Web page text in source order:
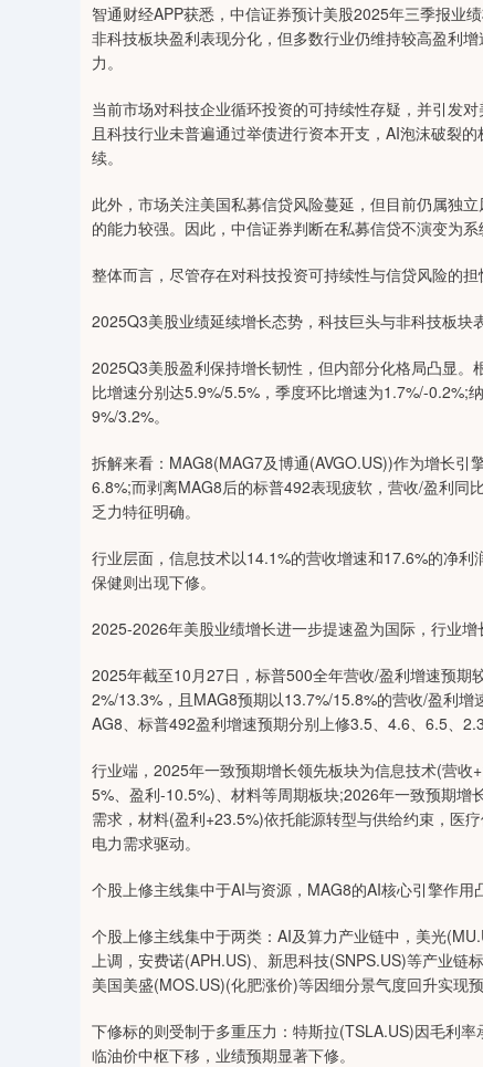
智通财经APP获悉，中信证券预计美股2025年三季报业
非科技板块盈利表现分化，但多数行业仍维持较高盈利
力。
当前市场对科技企业循环投资的可持续性存疑，并引发
且科技行业未普遍通过举债进行资本开支，AI泡沫破裂
续。
此外，市场关注美国私募信贷风险蔓延，但目前仍属独
的能力较强。因此，中信证券判断在私募信贷不演变为
整体而言，尽管存在对科技投资可持续性与信贷风险的
2025Q3美股业绩延续增长态势，科技巨头与非科技板块
2025Q3美股盈利保持增长韧性，但内部分化格局凸显
比增速分别达5.9%/5.5%，季度环比增速为1.7%/-0.2%;
9%/3.2%。
拆解来看：MAG8(MAG7及博通(AVGO.US))作为增长
6.8%;而剥离MAG8后的标普492表现疲软，营收/盈利同
乏力特征明确。
行业层面，信息技术以14.1%的营收增速和17.6%的净
保健则出现下修。
2025-2026年美股业绩增长进一步提速盈为国际，行业增
2025年截至10月27日，标普500全年营收/盈利增速预
2%/13.3%，且MAG8预期以13.7%/15.8%的营收/盈利
AG8、标普492盈利增速预期分别上修3.5、4.6、6.5、2.3
行业端，2025年一致预期增长领先板块为信息技术(营
5%、盈利-10.5%)、材料等周期板块;2026年一致预期
需求，材料(盈利+23.5%)依托能源转型与供给约束，医
电力需求驱动。
个股上修主线集中于AI与资源，MAG8的AI核心引擎作用
个股上修主线集中于两类：AI及算力产业链中，美光
上调，安费诺(APH.US)、新思科技(SNPS.US)等产业链
美国美盛(MOS.US)(化肥涨价)等因细分景气度回升实现预
下修标的则受制于多重压力：特斯拉(TSLA.US)因毛利
临油价中枢下移，业绩预期显著下修。
-0.01% 上证指数 3900.35 21.92